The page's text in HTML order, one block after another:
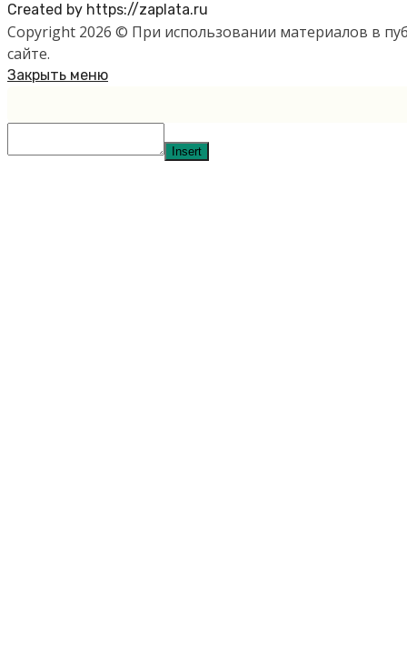
Created by https://zaplata.ru
Copyright 2026 © При использовании материалов в
сайте.
Закрыть меню
Insert